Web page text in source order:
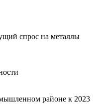
спрос на металлы
районе к 2023